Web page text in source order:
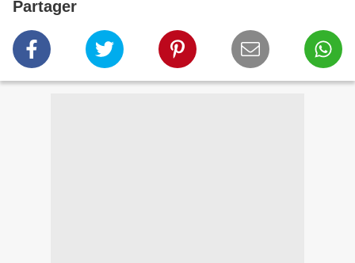
Partager